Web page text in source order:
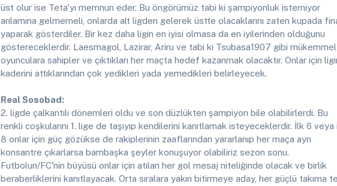
üst olur ise Teta'yı memnun eder. Bu öngörümüz tabi ki şampiyonluk istemiyor
anlamına gelmemeli, onlarda alt ligden gelerek üstte olacaklarını zaten kupada
yaparak gösterdiler. Bir kez daha ligin en iyisi olmasa da en iyilerinden olduğunu
göstereceklerdir. Laesmagol, Lazirar, Ariru ve tabi ki Tsubasa1907 gibi mükemmel
oyunculara sahipler ve çıktıkları her maçta hedef kazanmak olacaktır. Onlar için
kaderini attıklarından çok yedikleri yada yemedikleri belirleyecek.
Real Sosobad:
2. ligde çalkantılı dönemleri oldu ve son düzlükten şampiyon bile olabilirlerdi. Bu
renkli coşkularını 1. lige de taşıyıp kendilerini kanıtlamak isteyeceklerdir. İlk 6 veya
8 onlar için güç gözükse de rakiplerinin zaaflarından yararlanıp her maça ayrı
konsantre çıkarlarsa bambaşka şeyler konuşuyor olabiliriz sezon sonu.
Futbolun/FC'nin büyüsü onlar için atılan her gol mesaj niteliğinde olacak ve birlik
beraberliklerini kanıtlayacak. Orta sıralara yakın bitirmeye aday, her güçlü takıma